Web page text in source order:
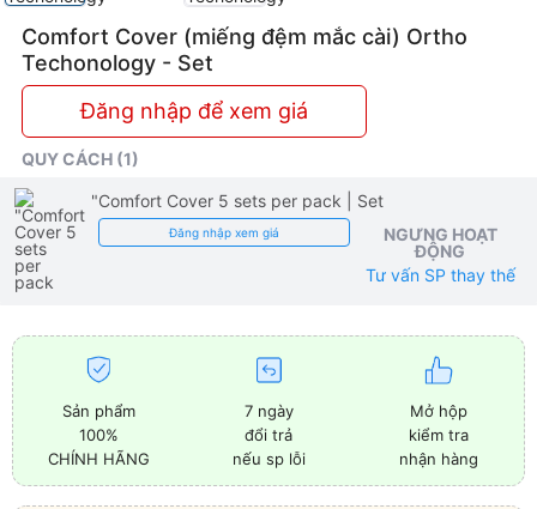
Comfort Cover (miếng đệm mắc cài) Ortho
Techonology - Set
Đăng nhập để xem giá
QUY CÁCH (1)
"Comfort Cover 5 sets per pack | Set
Đăng nhập xem giá
NGƯNG HOẠT
ĐỘNG
Tư vấn SP thay thế
Sản phẩm
100%
CHÍNH HÃNG
7 ngày
đổi trả
nếu sp lỗi
Mở hộp
kiểm tra
nhận hàng